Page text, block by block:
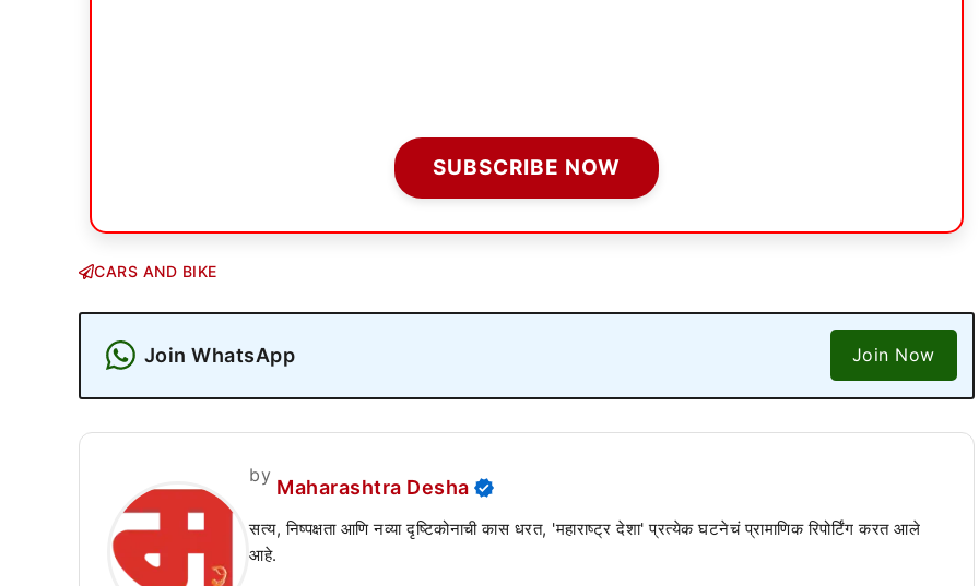
SUBSCRIBE NOW
CARS AND BIKE
Join WhatsApp Join Now
by
Maharashtra Desha
सत्य, निष्पक्षता आणि नव्या दृष्टिकोनाची कास धरत, 'महाराष्ट्र देशा' प्रत्येक घटनेचं प्रामाणिक रिपोर्टिंग करत आले
आहे.